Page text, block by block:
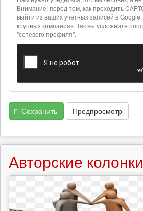
текстовых
форматах
Внимание: перед тем, как проходить
выйти из ваших учетных записей в
крупных компаниях. Так вы усложните
"сетевого профиля".
Сохранить Предпросмотр
Авторские колонки